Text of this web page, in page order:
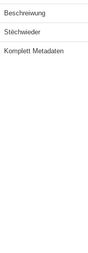
Beschreiwung
Stëchwieder
Komplett Metadaten